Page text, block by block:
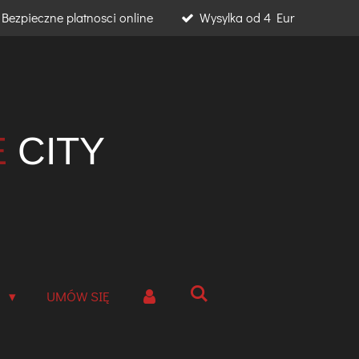
Bezpieczne platnosci online Wysylka od 4 Eur
CITY
UMÓW SIĘ